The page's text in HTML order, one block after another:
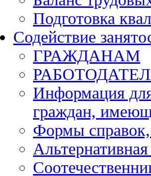
Подготовка
Содействие
ГРАЖДАНАМ
Информация
граждан,
Формы справок,